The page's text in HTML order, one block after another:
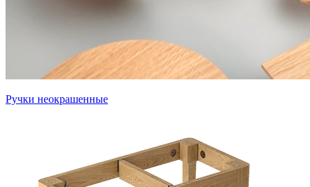
Ручки неокрашенные